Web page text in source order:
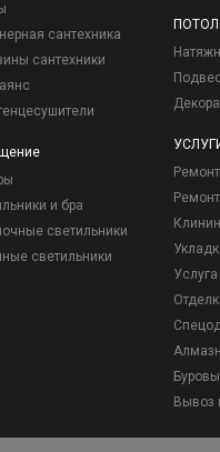
сантехника
сантехники
и бра
светильники
светильники
Вывоз